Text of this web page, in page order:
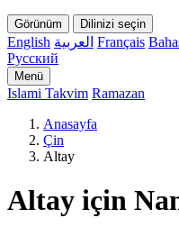
Görünüm Dilinizi seçin
English العربية Français
Русский
Menü
Islami Takvim Ramazan
Anasayfa
Çin
Altay
Altay için